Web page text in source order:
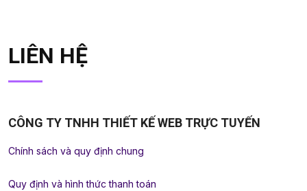
LIÊN HỆ
CÔNG TY TNHH THIẾT KẾ WEB TRỰC TUYẾN
Chính sách và quy định chung
Quy định và hình thức thanh toán